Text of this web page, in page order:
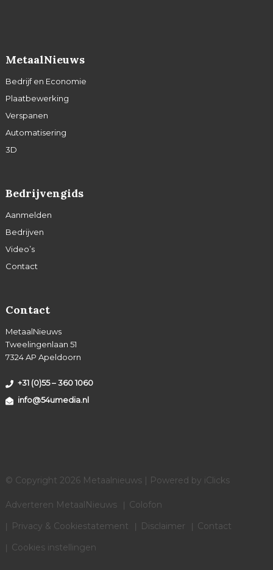
MetaalNieuws
Bedrijf en Economie
Plaatbewerking
Verspanen
Automatisering
3D
Bedrijvengids
Aanmelden
Bedrijven
Video’s
Contact
Contact
MetaalNieuws
Tweelingenlaan 51
7324 AP Apeldoorn
+31 (0)55 – 360 1060
info@54umedia.nl
© Copyright 2026 Metaalnieuws | Powered by iClicks
Adverteren MetaalNieuws
Colofon
Privacy & Cookiestatement
Disclaimer
Contact
Cookies instellingen